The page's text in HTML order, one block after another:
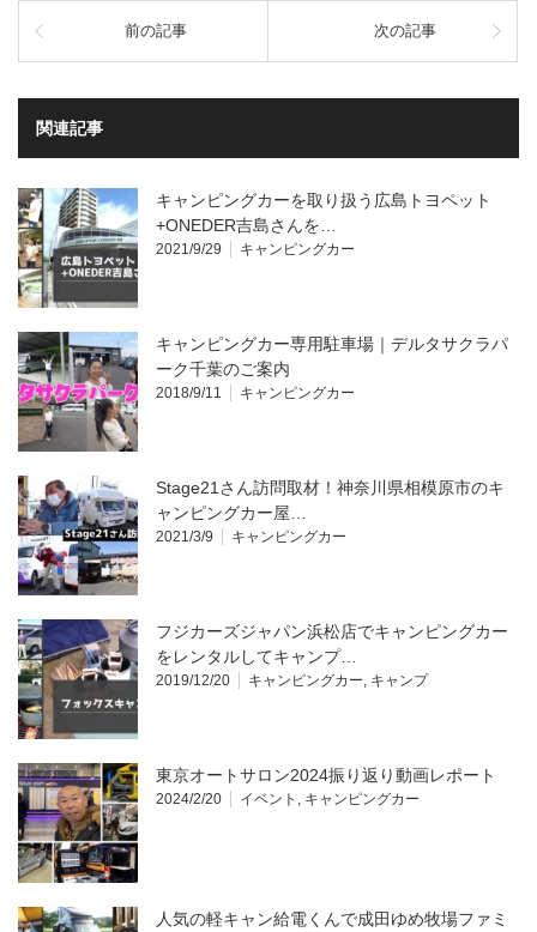
前の記事 次の記事
関連記事
キャンピングカーを取り扱う広島トヨペット
+ONEDER吉島さんを…
2021/9/29 キャンピングカー
キャンピングカー専用駐車場｜デルタサクラパ
ーク千葉のご案内
2018/9/11 キャンピングカー
Stage21さん訪問取材！神奈川県相模原市のキ
ャンピングカー屋…
2021/3/9 キャンピングカー
フジカーズジャパン浜松店でキャンピングカー
をレンタルしてキャンプ…
2019/12/20 キャンピングカー, キャンプ
東京オートサロン2024振り返り動画レポート
2024/2/20 イベント , キャンピングカー
人気の軽キャン給電くんで成田ゆめ牧場ファミ